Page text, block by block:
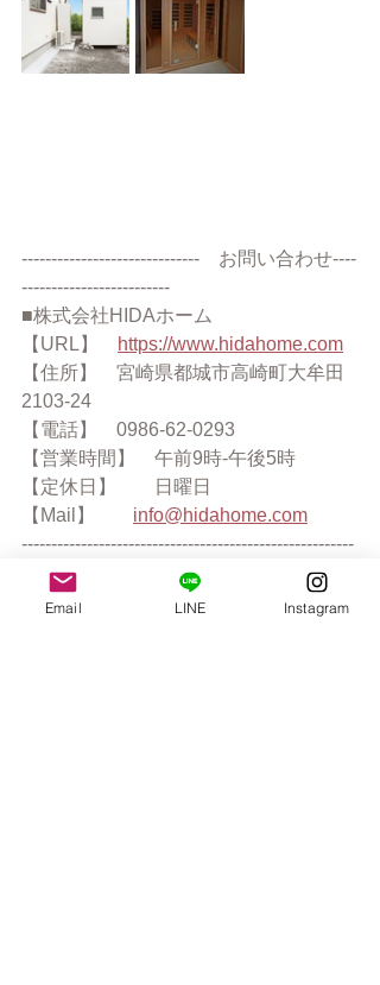
------------------------------　お問い合わせ----
-------------------------
■株式会社HIDAホーム
【URL】
https://www.hidahome.com
【住所】　宮崎県都城市高崎町大牟田
2103-24
【電話】　0986-62-0293
【営業時間】　午前9時-午後5時
【定休日】　　日曜日
【Mail】 info@hidahome.com
--------------------------------------------------------
-----------------
Email LINE Instagram